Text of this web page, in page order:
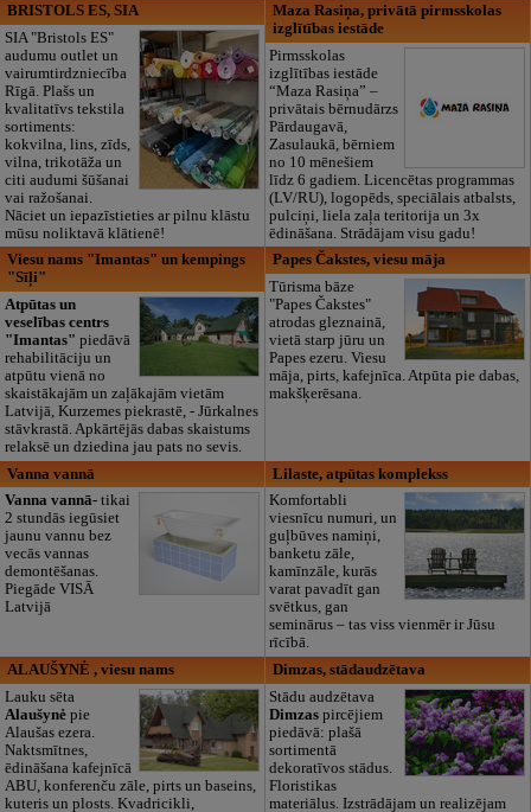
BRISTOLS ES, SIA
SIA "Bristols ES"
audumu outlet un
vairumtirdzniecība
Rīgā. Plašs un
kvalitatīvs tekstila
sortiments:
kokvilna, lins, zīds,
vilna, trikotāža un
citi audumi šūšanai
vai ražošanai.
Nāciet un iepazīstieties ar pilnu klāstu
mūsu noliktavā klātienē!
Maza Rasiņa, privātā pirmsskolas
izglītības iestāde
Pirmsskolas
izglītības iestāde
“Maza Rasiņa” –
privātais bērnudārzs
Pārdaugavā,
Zasulaukā, bērniem
no 10 mēnešiem
līdz 6 gadiem. Licencētas programmas
(LV/RU), logopēds, speciālais atbalsts,
pulciņi, liela zaļa teritorija un 3x
ēdināšana. Strādājam visu gadu!
Viesu nams "Imantas" un kempings
"Sīļi"
Atpūtas un
veselības centrs
"Imantas" piedāvā
rehabilitāciju un
atpūtu vienā no
skaistākajām un zaļākajām vietām
Latvijā, Kurzemes piekrastē, - Jūrkalnes
stāvkrastā. Apkārtējās dabas skaistums
relaksē un dziedina jau pats no sevis.
Papes Čakstes, viesu māja
Tūrisma bāze
"Papes Čakstes"
atrodas gleznainā,
vietā starp jūru un
Papes ezeru. Viesu
māja, pirts, kafejnīca. Atpūta pie dabas,
makšķerēsana.
Vanna vannā
Vanna vannā- tikai
2 stundās iegūsiet
jaunu vannu bez
vecās vannas
demontēšanas.
Piegāde VISĀ
Latvijā
Lilaste, atpūtas komplekss
Komfortabli
viesnīcu numuri, un
guļbūves namiņi,
banketu zāle,
kamīnzāle, kurās
varat pavadīt gan
svētkus, gan
seminārus – tas viss vienmēr ir Jūsu
rīcībā.
ALAUŠYNĖ , viesu nams
Lauku sēta
Alaušynėpie
Alaušas ezera.
Naktsmītnes,
ēdināšana kafejnīcā
ABU, konferenču zāle, pirts un baseins,
kuteris un plosts. Kvadricikli,
Dimzas, stādaudzētava
Stādu audzētava
Dimzas pircējiem
piedāvā: plašā
sortimentā
dekoratīvos stādus.
Floristikas
materiālus. Izstrādājam un realizējam